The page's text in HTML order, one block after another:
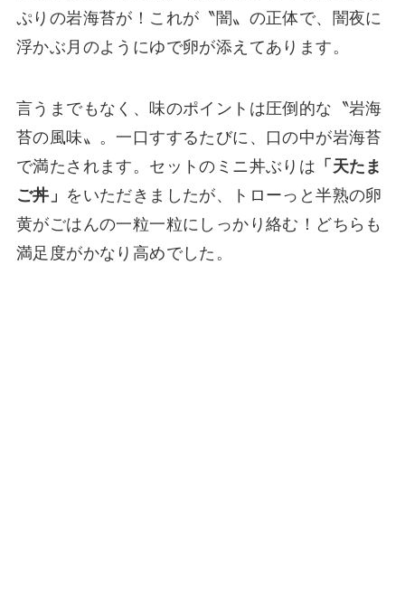
ぷりの岩海苔が！これが〝闇〟の正体で、闇夜に
浮かぶ月のようにゆで卵が添えてあります。
言うまでもなく、味のポイントは圧倒的な〝岩海
苔の風味〟。一口すするたびに、口の中が岩海苔
で満たされます。セットのミニ丼ぶりは 「天たま
ご丼」 をいただきましたが、トローっと半熟の卵
黄がごはんの一粒一粒にしっかり絡む！どちらも
満足度がかなり高めでした。